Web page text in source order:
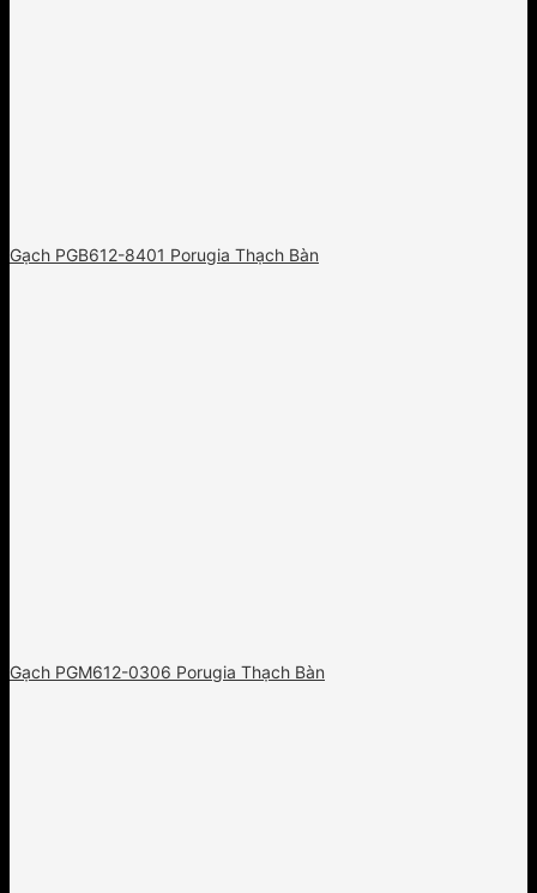
Gạch PGB612-8401 Porugia Thạch Bàn
Gạch PGM612-0306 Porugia Thạch Bàn